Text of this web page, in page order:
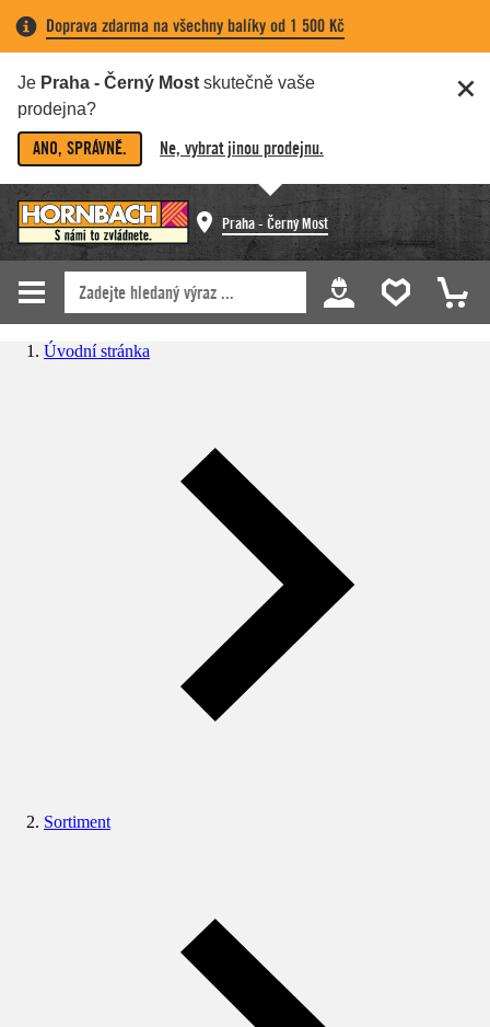
Doprava zdarma na všechny balíky od 1 500 Kč
Je Praha - Černý Most skutečně vaše
prodejna?
ANO, SPRÁVNĚ. Ne, vybrat jinou prodejnu.
Praha - Černý Most
Úvodní stránka
Sortiment